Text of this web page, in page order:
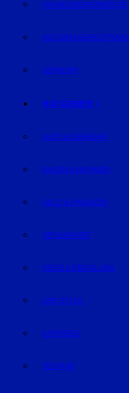
FAHNDUNG/VERMISSTE
AUS DEM
VERKEHR
RATGEBER
AUTO & VERKEHR
BAUEN & WOHNEN
GELD & FINANZEN
GESUNDHEIT
REISE & ERHOLUNG
LIFE-STYLE
KARRIERE
TECHNIK